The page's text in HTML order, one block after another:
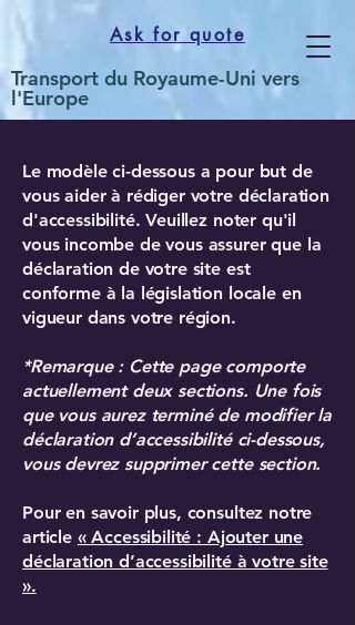
Transport du Royaume-Uni vers
l'Europe
Ask for quote
Le modèle ci-dessous a pour but de
vous aider à rédiger votre déclaration
d'accessibilité. Veuillez noter qu'il
vous incombe de vous assurer que la
déclaration de votre site est
conforme à la législation locale en
vigueur dans votre région.
*Remarque : Cette page comporte
actuellement deux sections. Une fois
que vous aurez terminé de modifier la
déclaration d’accessibilité ci-dessous,
vous devrez supprimer cette section.
Pour en savoir plus, consultez notre
article « Accessibilité : Ajouter une
déclaration d’accessibilité à votre site
».